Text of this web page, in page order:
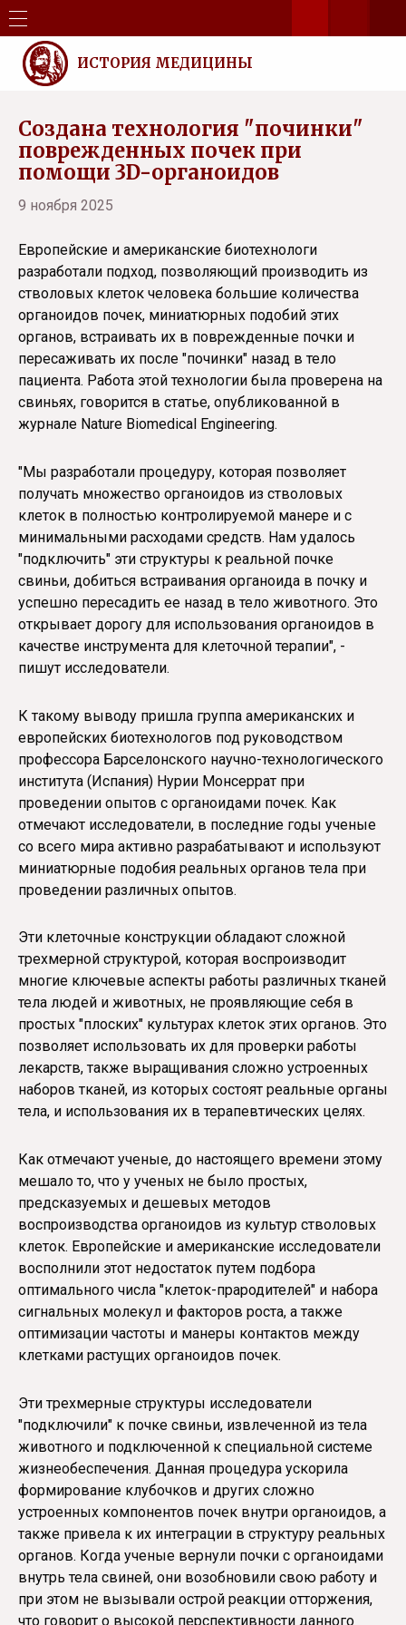
ИСТОРИЯ МЕДИЦИНЫ
Создана технология "починки"
поврежденных почек при
помощи 3D-органоидов
9 ноября 2025
Европейские и американские биотехнологи
разработали подход, позволяющий производить из
стволовых клеток человека большие количества
органоидов почек, миниатюрных подобий этих
органов, встраивать их в поврежденные почки и
пересаживать их после "починки" назад в тело
пациента. Работа этой технологии была проверена на
свиньях, говорится в статье, опубликованной в
журнале Nature Biomedical Engineering.
"Мы разработали процедуру, которая позволяет
получать множество органоидов из стволовых
клеток в полностью контролируемой манере и с
минимальными расходами средств. Нам удалось
"подключить" эти структуры к реальной почке
свиньи, добиться встраивания органоида в почку и
успешно пересадить ее назад в тело животного. Это
открывает дорогу для использования органоидов в
качестве инструмента для клеточной терапии", -
пишут исследователи.
К такому выводу пришла группа американских и
европейских биотехнологов под руководством
профессора Барселонского научно-технологического
института (Испания) Нурии Монсеррат при
проведении опытов с органоидами почек. Как
отмечают исследователи, в последние годы ученые
со всего мира активно разрабатывают и используют
миниатюрные подобия реальных органов тела при
проведении различных опытов.
Эти клеточные конструкции обладают сложной
трехмерной структурой, которая воспроизводит
многие ключевые аспекты работы различных тканей
тела людей и животных, не проявляющие себя в
простых "плоских" культурах клеток этих органов. Это
позволяет использовать их для проверки работы
лекарств, также выращивания сложно устроенных
наборов тканей, из которых состоят реальные органы
тела, и использования их в терапевтических целях.
Как отмечают ученые, до настоящего времени этому
мешало то, что у ученых не было простых,
предсказуемых и дешевых методов
воспроизводства органоидов из культур стволовых
клеток. Европейские и американские исследователи
восполнили этот недостаток путем подбора
оптимального числа "клеток-прародителей" и набора
сигнальных молекул и факторов роста, а также
оптимизации частоты и манеры контактов между
клетками растущих органоидов почек.
Эти трехмерные структуры исследователи
"подключили" к почке свиньи, извлеченной из тела
животного и подключенной к специальной системе
жизнеобеспечения. Данная процедура ускорила
формирование клубочков и других сложно
устроенных компонентов почек внутри органоидов, а
также привела к их интеграции в структуру реальных
органов. Когда ученые вернули почки с органоидами
внутрь тела свиней, они возобновили свою работу и
при этом не вызывали острой реакции отторжения,
что говорит о высокой перспективности данного